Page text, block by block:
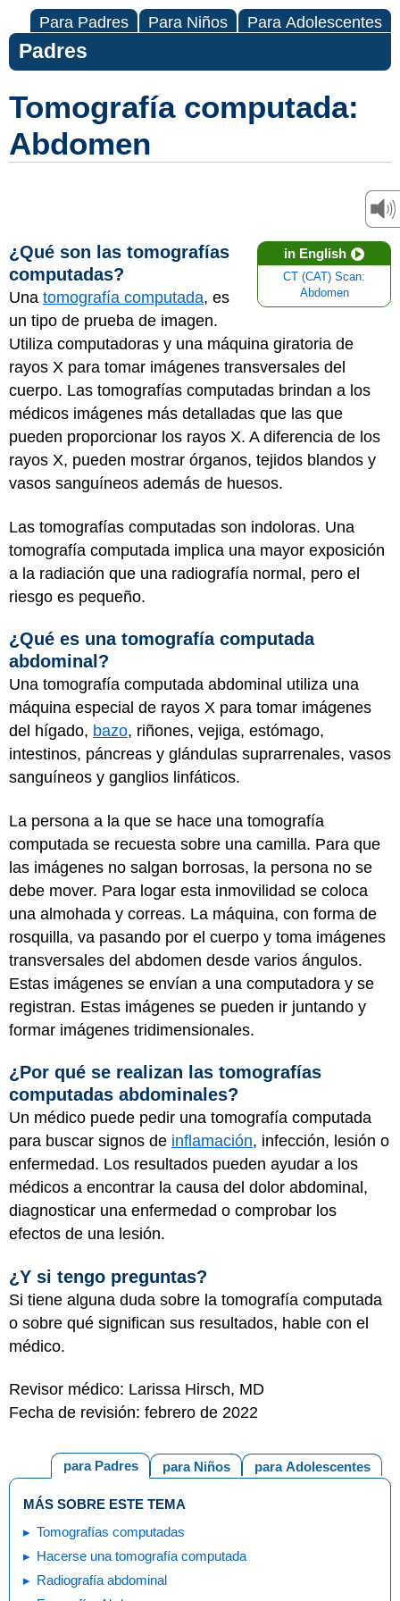
Para Padres Para Niños Para Adolescentes
Padres
Tomografía computada:
Abdomen
in English
CT (CAT) Scan:
Abdomen
¿Qué son las tomografías
computadas?
Una tomografía computada, es
un tipo de prueba de imagen.
Utiliza computadoras y una máquina giratoria de
rayos X para tomar imágenes transversales del
cuerpo. Las tomografías computadas brindan a los
médicos imágenes más detalladas que las que
pueden proporcionar los rayos X. A diferencia de los
rayos X, pueden mostrar órganos, tejidos blandos y
vasos sanguíneos además de huesos.
Las tomografías computadas son indoloras. Una
tomografía computada implica una mayor exposición
a la radiación que una radiografía normal, pero el
riesgo es pequeño.
¿Qué es una tomografía computada
abdominal?
Una tomografía computada abdominal utiliza una
máquina especial de rayos X para tomar imágenes
del hígado, bazo, riñones, vejiga, estómago,
intestinos, páncreas y glándulas suprarrenales, vasos
sanguíneos y ganglios linfáticos.
La persona a la que se hace una tomografía
computada se recuesta sobre una camilla. Para que
las imágenes no salgan borrosas, la persona no se
debe mover. Para logar esta inmovilidad se coloca
una almohada y correas. La máquina, con forma de
rosquilla, va pasando por el cuerpo y toma imágenes
transversales del abdomen desde varios ángulos.
Estas imágenes se envían a una computadora y se
registran. Estas imágenes se pueden ir juntando y
formar imágenes tridimensionales.
¿Por qué se realizan las tomografías
computadas abdominales?
Un médico puede pedir una tomografía computada
para buscar signos de inflamación, infección, lesión o
enfermedad. Los resultados pueden ayudar a los
médicos a encontrar la causa del dolor abdominal,
diagnosticar una enfermedad o comprobar los
efectos de una lesión.
¿Y si tengo preguntas?
Si tiene alguna duda sobre la tomografía computada
o sobre qué significan sus resultados, hable con el
médico.
Revisor médico: Larissa Hirsch, MD
Fecha de revisión: febrero de 2022
para Adolescentes
para Niños
para Padres
MÁS SOBRE ESTE TEMA
Tomografías computadas
Hacerse una tomografía computada
Radiografía abdominal